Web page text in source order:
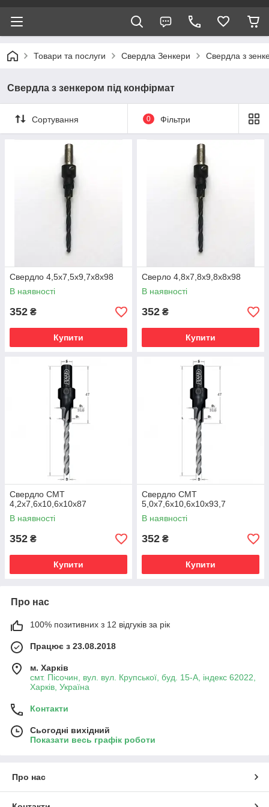
Товари та послуги Свердла Зенкери Свердла з
Свердла з зенкером під конфірмат
Сортування 0 Фільтри
Свердло 4,5х7,5х9,7х8х98
В наявності
352 ₴
Купити
Сверло 4,8х7,8х9,8х8х98
В наявності
352 ₴
Купити
Свердло СМТ
4,2х7,6х10,6х10х87
В наявності
352 ₴
Купити
Свердло СМТ
5,0х7,6х10,6х10х93,7
В наявності
352 ₴
Купити
Про нас
100% позитивних з 12 відгуків за рік
Працює з 23.08.2018
м. Харків
смт. Пісочин, вул. вул. Крупської, буд. 15-А, індекс 62022,
Харків, Україна
Контакти
Сьогодні вихідний
Показати весь графік роботи
Про нас